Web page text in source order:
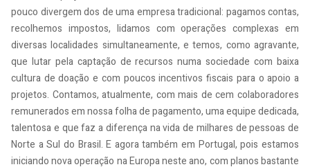
pouco divergem dos de uma empresa tradicional: pagamos contas,
recolhemos impostos, lidamos com operações complexas em
diversas localidades simultaneamente, e temos, como agravante,
que lutar pela captação de recursos numa sociedade com baixa
cultura de doação e com poucos incentivos fiscais para o apoio a
projetos. Contamos, atualmente, com mais de cem colaboradores
remunerados em nossa folha de pagamento, uma equipe dedicada,
talentosa e que faz a diferença na vida de milhares de pessoas de
Norte a Sul do Brasil. E agora também em Portugal, pois estamos
iniciando nova operação na Europa neste ano, com planos bastante